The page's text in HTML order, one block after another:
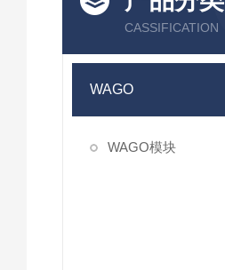
CASSIFICATION
WAGO
WAGO模块